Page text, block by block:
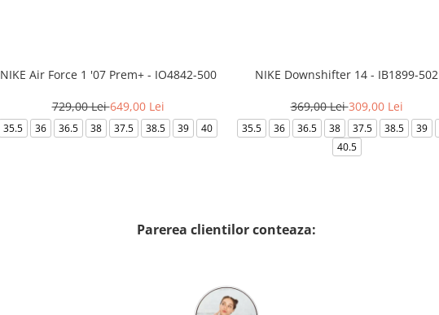
NIKE Air Force 1 '07 Prem+ - IO4842-500
729,00 Lei649,00 Lei
35.5 36 36.5 38 37.5 38.5 39 40
NIKE Downshifter 14 - IB1899-502
369,00 Lei309,00 Lei
35.5 36 36.5 38 37.5 38.5 39
40.5
Parerea clientilor conteaza: